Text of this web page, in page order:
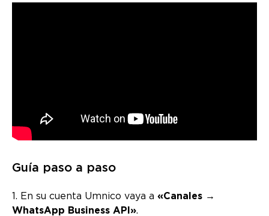
Guía paso a paso
1. En su cuenta Umnico vaya a «Canales →
WhatsApp Business API».